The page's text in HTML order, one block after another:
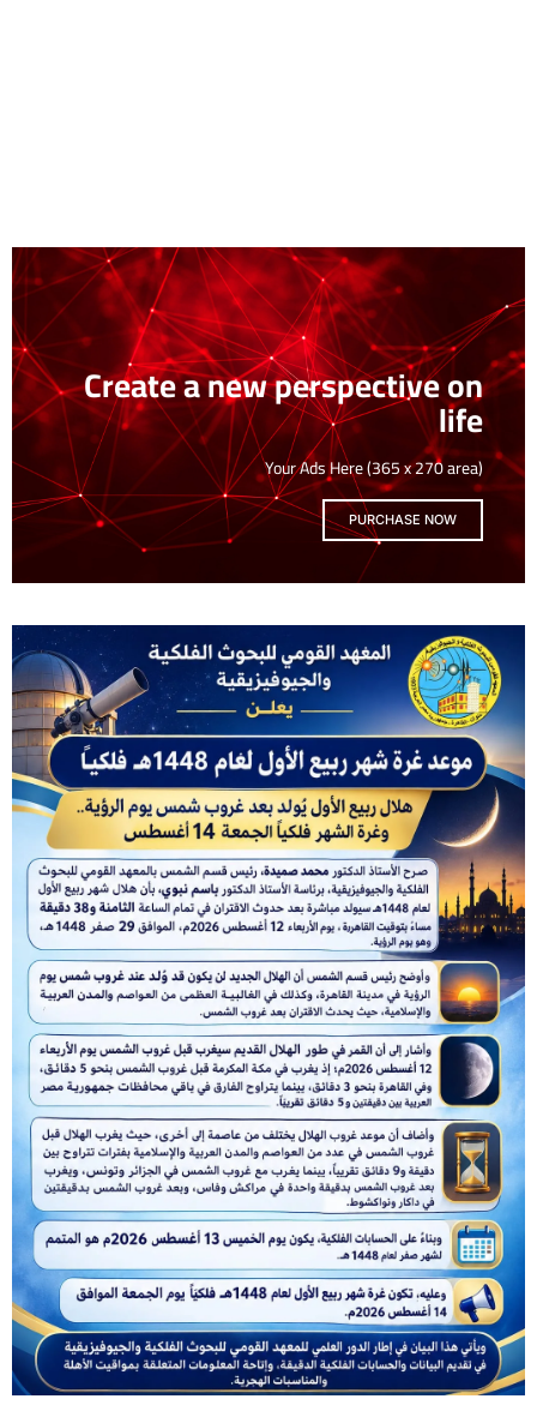
Create a new perspective on
life
Your Ads Here (365 x 270 area)
PURCHASE NOW